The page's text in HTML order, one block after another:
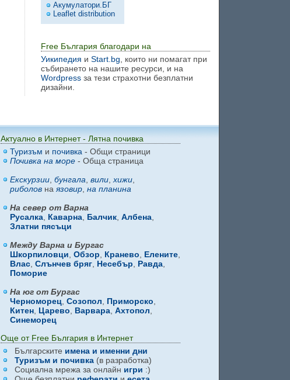
Акумулатори.БГ
Leaflet distribution
Free България благодари на
Уикипедия и Start.bg , които ни помагат при
събирането на нашите ресурси, и на
Wordpress за тези страхотни безплатни
дизайни.
Актуално в Интернет - Лятна почивка
Туризъм и почивка - Общи страници
Почивка на море - Обща страница
Екскурзии, бунгала, вили,хижи,
риболов на язовир, на планина
На север от Варна
Русалка, Каварна, Балчик, Албена,
Златни пясъци
Между Варна и Бургас
Шкорпиловци, Обзор, Кранево, Елените,
Влас, Слънчев бряг, Несебър, Равда,
Поморие
На юг от Бургас
Черноморец, Созопол, Приморско,
Китен, Царево, Варвара, Ахтопол,
Синеморец
Още от Free България в Интернет
Българските имена и именни дни
Туризъм и почивка (в разработка)
Социална мрежа за онлайн игри :)